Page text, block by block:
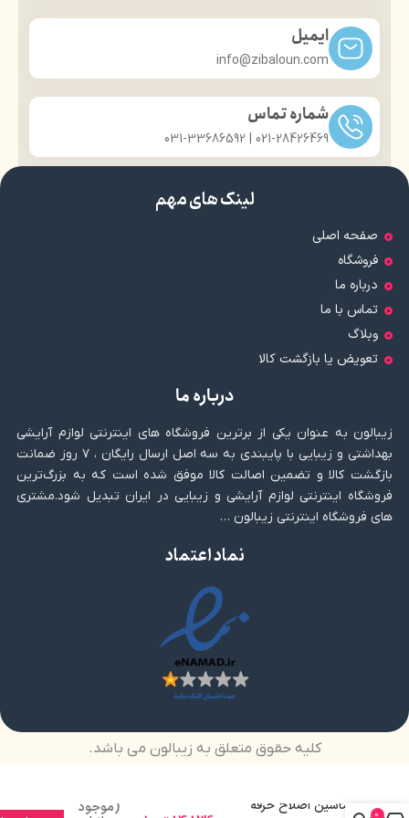
ایمیل
info@zibaloun.com
شماره تماس
021-28426469 | 031-33686592
لینک های مهم
صفحه اصلی
فروشگاه
درباره ما
تماس با ما
وبلاگ
تعویض یا بازگشت کالا
درباره ما
زیبالون به عنوان یکی از برترین فروشگاه های اینترنتی لوازم آرایشی
بهداشتی و زیبایی با پایبندی به سه اصل ارسال رایگان ، ۷ روز ضمانت
بازگشت کالا و تضمین اصالت کالا موفق شده است که به بزرگ‌ترین
فروشگاه اینترنتی لوازم آرایشی و زیبایی در ایران تبدیل شود.مشتری
های فروشگاه اینترنتی زیبالون …
نماد اعتماد
کلیه حقوق متعلق به زیبالون می باشد.
ماشین اصلاح حرفه
(موجود 0